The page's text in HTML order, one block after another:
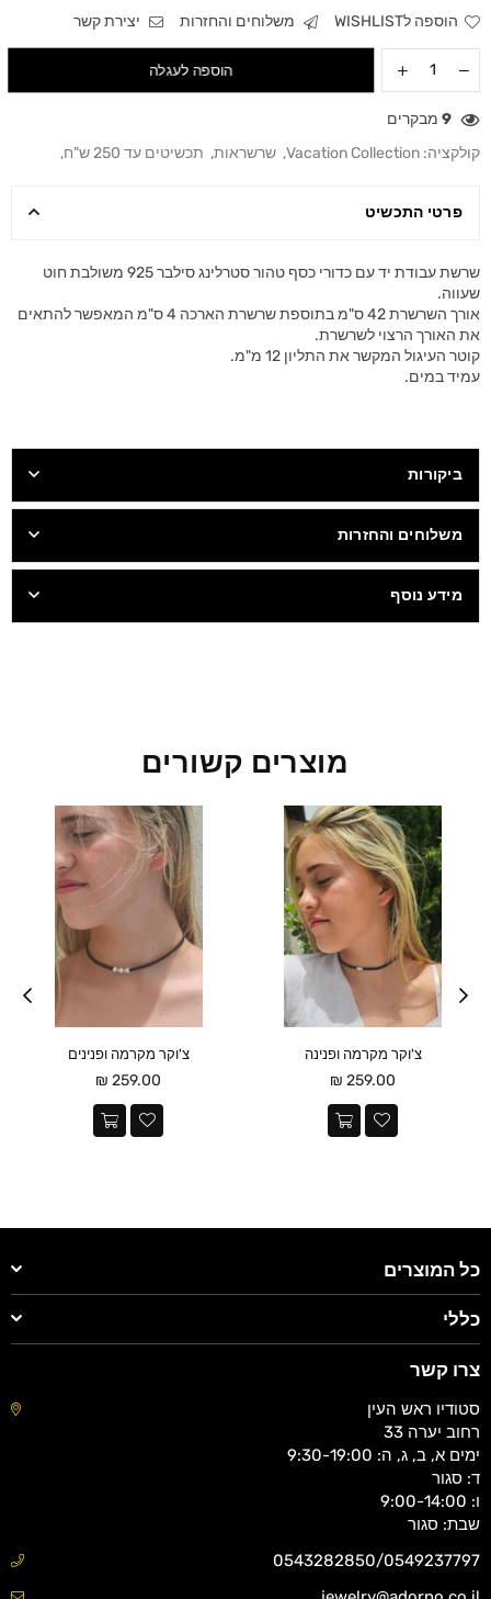
הוספה לWISHLIST משלוחים והחזרות יצירת קשר
הוספה לעגלה
9 מבקרים
קולקציה: Vacation Collection
, שרשראות, תכשיטים עד 250 ש"ח ,
פרטי התכשיט
שרשת עבודת יד עם כדורי כסף טהור סטרלינג סילבר 925 משולבת חוט
שעווה.
אורך השרשרת 42 ס"מ בתוספת שרשרת הארכה 4 ס"מ המאפשר להתאים
את האורך הרצוי לשרשרת.
קוטר העיגול המקשר את התליון 12 מ"מ.
עמיד במים.
ביקורות
משלוחים והחזרות
מידע נוסף
מוצרים קשורים
צ'וקר מקרמה ופנינה
מחיר
259.00 ₪
צ'וקר מקרמה ופנינים
מחיר
259.00 ₪
כל המוצרים
כללי
צרו קשר
סטודיו ראש העין
רחוב יערה 33
ימים א, ב, ג, ה: 9:30-19:00
ד: סגור
ו: 9:00-14:00
שבת: סגור
0543282850/0549237797